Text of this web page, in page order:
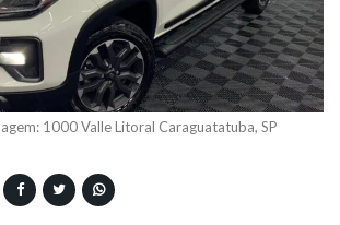
1000 Valle Litoral Caraguatatuba, SP